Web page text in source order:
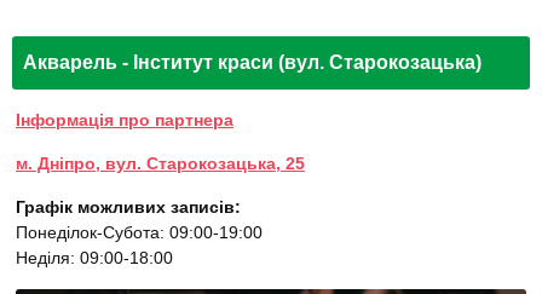
Акварель - Інститут краси (вул. Старокозацька)
Інформація про партнера
м. Дніпро, вул. Старокозацька, 25
Графік можливих записів:
Понеділок-Субота: 09:00-19:00
Неділя: 09:00-18:00